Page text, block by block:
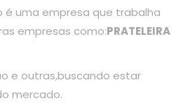
é uma empresa que trabalha
empresas como:PRATELEIRA
e outras,buscando estar
mercado.